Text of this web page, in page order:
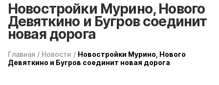
Новостройки Мурино, Нового
Девяткино и Бугров соединит
новая дорога
Главная / Новости / Новостройки Мурино, Нового
Девяткино и Бугров соединит новая дорога